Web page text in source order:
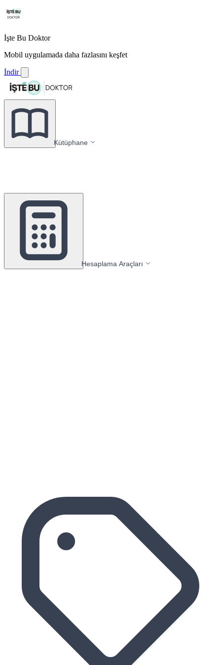
İşte Bu Doktor
Mobil uygulamada daha fazlasını keşfet
İndir
Kütüphane
Hesaplama Araçları